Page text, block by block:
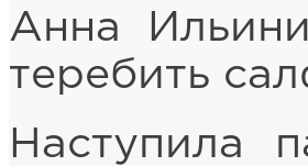
Анна
теребить
Наступила